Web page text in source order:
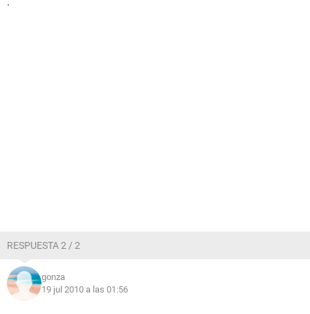
RESPUESTA 2 / 2
gonza
19 jul 2010 a las 01:56